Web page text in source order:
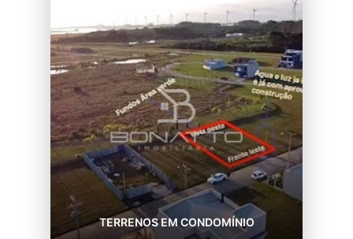
TERRENOS EM CONDOMÍNIO